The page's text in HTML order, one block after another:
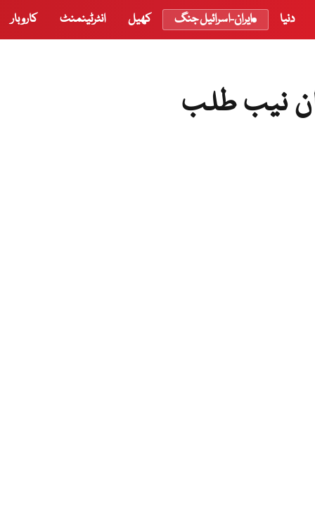
دنیا ایران-اسرائیل جنگ کھیل انٹرٹینمنٹ کاروبار
نیب طلب